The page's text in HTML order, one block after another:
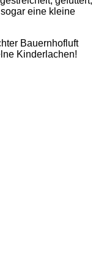
eine kleine
Bauernhofluft
Kinderlachen!